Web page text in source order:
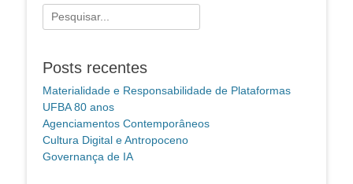
Pesquisar
por:
Posts recentes
Materialidade e Responsabilidade de Plataformas
UFBA 80 anos
Agenciamentos Contemporâneos
Cultura Digital e Antropoceno
Governança de IA